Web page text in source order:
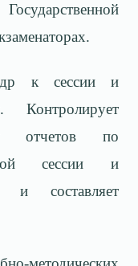
к сессии и
Контролирует
отчетов по
сессии и
и составляет